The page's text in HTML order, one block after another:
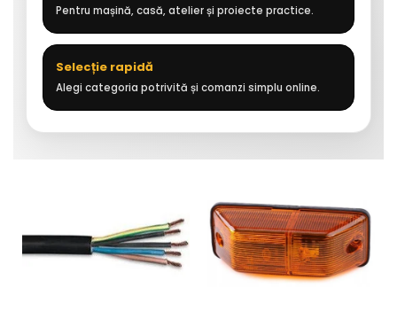
Pentru mașină, casă, atelier și proiecte practice.
Selecție rapidă
Alegi categoria potrivită și comanzi simplu online.